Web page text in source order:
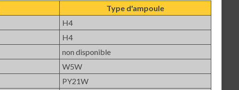
Type d'ampoule
H4
H4
non disponible
W5W
PY21W